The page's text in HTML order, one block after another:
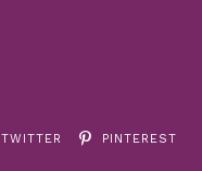
TWITTER PINTEREST